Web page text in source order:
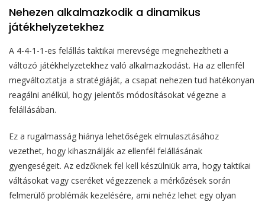
Nehezen alkalmazkodik a dinamikus
játékhelyzetekhez
A 4-4-1-1-es felállás taktikai merevsége megnehezítheti a
változó játékhelyzetekhez való alkalmazkodást. Ha az ellenfél
megváltoztatja a stratégiáját, a csapat nehezen tud hatékonyan
reagálni anélkül, hogy jelentős módosításokat végezne a
felállásában.
Ez a rugalmasság hiánya lehetőségek elmulasztásához
vezethet, hogy kihasználják az ellenfél felállásának
gyengeségeit. Az edzőknek fel kell készülniük arra, hogy taktikai
váltásokat vagy cseréket végezzenek a mérkőzések során
felmerülő problémák kezelésére, ami nehéz lehet egy olyan